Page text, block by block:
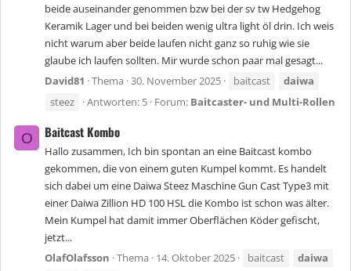
beide auseinander genommen bzw bei der sv tw Hedgehog
Keramik Lager und bei beiden wenig ultra light öl drin. Ich weis
nicht warum aber beide laufen nicht ganz so ruhig wie sie
glaube ich laufen sollten. Mir wurde schon paar mal gesagt...
David81 Thema 30. November 2025 baitcast
daiwa
steez
Antworten: 5 Forum: Baitcaster- und Multi-Rollen
O Baitcast Kombo
Hallo zusammen, Ich bin spontan an eine Baitcast kombo
gekommen, die von einem guten Kumpel kommt. Es handelt
sich dabei um eine Daiwa Steez Maschine Gun Cast Type3 mit
einer Daiwa Zillion HD 100 HSL die Kombo ist schon was älter.
Mein Kumpel hat damit immer Oberflächen Köder gefischt,
jetzt...
OlafOlafsson Thema 14. Oktober 2025 baitcast
daiwa